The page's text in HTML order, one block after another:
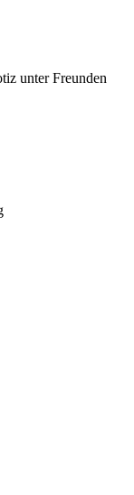
unter Freunden